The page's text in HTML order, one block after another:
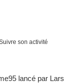
son activité
lancé par Lars